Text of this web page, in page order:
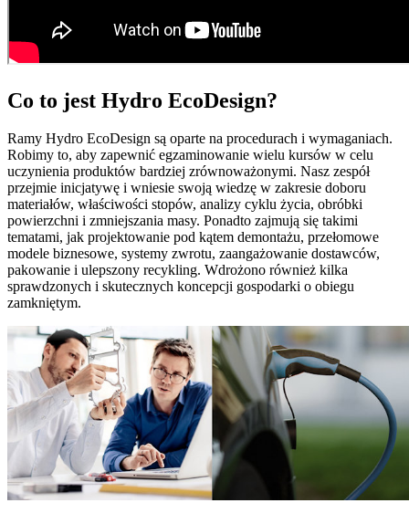
Co to jest Hydro EcoDesign?
Ramy Hydro EcoDesign są oparte na procedurach i wymaganiach.
Robimy to, aby zapewnić egzaminowanie wielu kursów w celu
uczynienia produktów bardziej zrównoważonymi. Nasz zespół
przejmie inicjatywę i wniesie swoją wiedzę w zakresie doboru
materiałów, właściwości stopów, analizy cyklu życia, obróbki
powierzchni i zmniejszania masy. Ponadto zajmują się takimi
tematami, jak projektowanie pod kątem demontażu, przełomowe
modele biznesowe, systemy zwrotu, zaangażowanie dostawców,
pakowanie i ulepszony recykling. Wdrożono również kilka
sprawdzonych i skutecznych koncepcji gospodarki o obiegu
zamkniętym.